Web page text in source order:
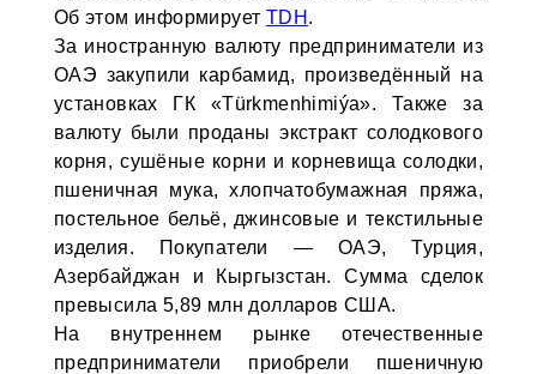
Об этом информирует TDH .
За иностранную валюту предприниматели из
ОАЭ закупили карбамид, произведённый на
установках ГК «Türkmenhimiýa». Также за
валюту были проданы экстракт солодкового
корня, сушёные корни и корневища солодки,
пшеничная мука, хлопчатобумажная пряжа,
постельное бельё, джинсовые и текстильные
изделия. Покупатели — ОАЭ, Турция,
Азербайджан и Кыргызстан. Сумма сделок
превысила 5,89 млн долларов США.
На внутреннем рынке отечественные
предприниматели приобрели пшеничную